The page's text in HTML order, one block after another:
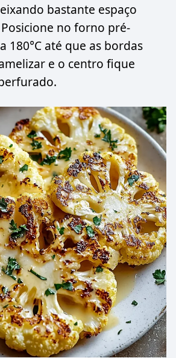
bastante espaço
no forno pré-
180°C até que as bordas
e o centro fique